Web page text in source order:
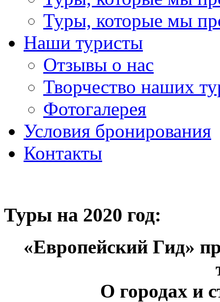
Туры, которые мы
Наши туристы
Отзывы о нас
Творчество наших
Фотогалерея
Условия бронирования
Контакты
Туры на 2020 год:
«Европейский Гид»
О городах и